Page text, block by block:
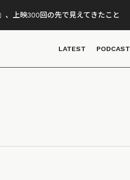
、上映300回の先で見えてきたこと
LATEST PODCAST